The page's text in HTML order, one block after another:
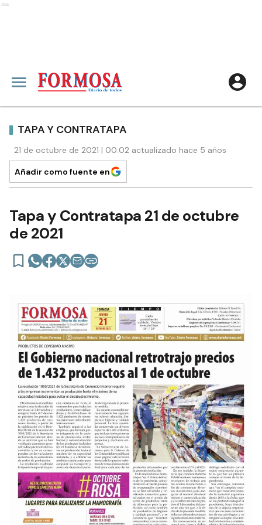
Ads
TAPA Y CONTRATAPA
21 de octubre de 2021 | 00:02 actualizado hace 5 años
Añadir como fuente en
Tapa y Contratapa 21 de octubre
de 2021